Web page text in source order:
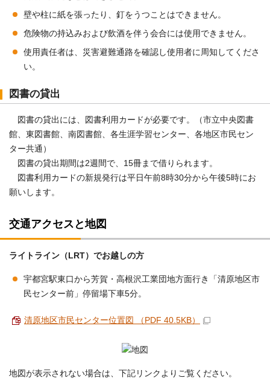
壁や柱に紙を張ったり、釘をうつことはできません。
危険物の持込みおよび飲酒を伴う会合には使用できません。
使用責任者は、災害避難通路を確認し使用者に周知してくださ
い。
図書の貸出
図書の貸出には、図書利用カードが必要です。（市立中央図書
館、東図書館、南図書館、各生涯学習センター、各地区市民セン
ター共通）
図書の貸出期間は2週間で、15冊まで借りられます。
図書利用カードの新規発行は平日午前8時30分から午後5時にお
願いします。
交通アクセスと地図
ライトライン（LRT）でお越しの方
宇都宮駅東口から芳賀・高根沢工業団地方面行き「清原地区市
民センター前」停留場下車5分。
清原地区市民センター位置図 （PDF 40.5KB）
地図が表示されない場合は、下記リンクよりご覧ください。